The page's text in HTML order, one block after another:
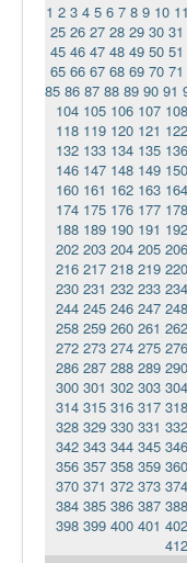
Ермаковополе.рф
1 2 3 4 5 6 7 8 9 10 11
25 26 27 28 29 30 31
45 46 47 48 49 50 51
65 66 67 68 69 70 71
85 86 87 88 89 90 91
104 105 106 107 108
118 119 120 121 122
132 133 134 135 136
146 147 148 149 150
160 161 162 163 164
174 175 176 177 178
188 189 190 191 192
202 203 204 205 206
216 217 218 219 220
230 231 232 233 234
244 245 246 247 248
258 259 260 261 262
272 273 274 275 276
286 287 288 289 290
300 301 302 303 304
314 315 316 317 318
328 329 330 331 332
342 343 344 345 346
356 357 358 359 360
370 371 372 373 374
384 385 386 387 388
398 399 400 401 402
412